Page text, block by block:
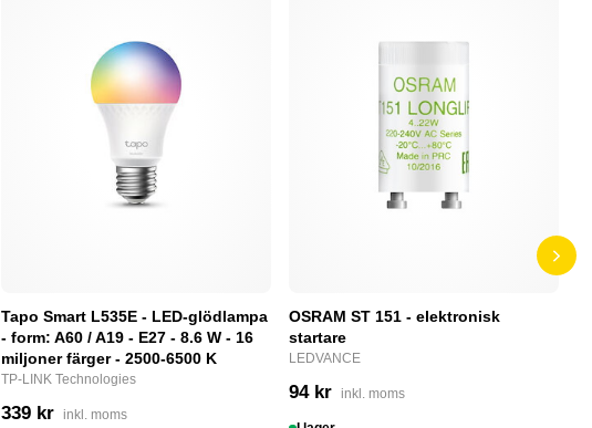
Tapo Smart L535E - LED-glödlampa
- form: A60 / A19 - E27 - 8.6 W - 16
miljoner färger - 2500-6500 K
TP-LINK Technologies
339 kr inkl. moms
OSRAM ST 151 - elektronisk
startare
LEDVANCE
94 kr inkl. moms